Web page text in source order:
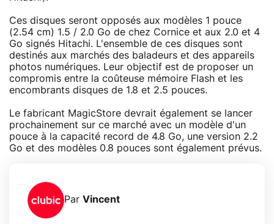
Ces disques seront opposés aux modèles 1 pouce
(2.54 cm) 1.5 / 2.0 Go de chez Cornice et aux 2.0 et 4
Go signés Hitachi. L'ensemble de ces disques sont
destinés aux marchés des baladeurs et des appareils
photos numériques. Leur objectif est de proposer un
compromis entre la coûteuse mémoire Flash et les
encombrants disques de 1.8 et 2.5 pouces.
Le fabricant MagicStore devrait également se lancer
prochainement sur ce marché avec un modèle d'un
pouce à la capacité record de 4.8 Go, une version 2.2
Go et des modèles 0.8 pouces sont également prévus.
Par Vincent